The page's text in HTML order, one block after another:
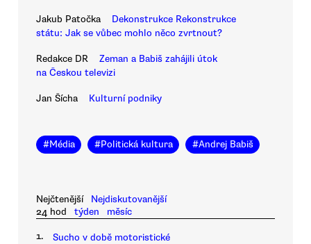
Jakub Patočka
Dekonstrukce Rekonstrukce
státu: Jak se vůbec mohlo něco zvrtnout?
Redakce DR
Zeman a Babiš zahájili útok
na Českou televizi
Jan Šícha Kulturní podniky
#Média #Politická kultura #Andrej Babiš
Nejčtenější
Nejdiskutovanější
24 hod
týden měsíc
1. Sucho v době motoristické